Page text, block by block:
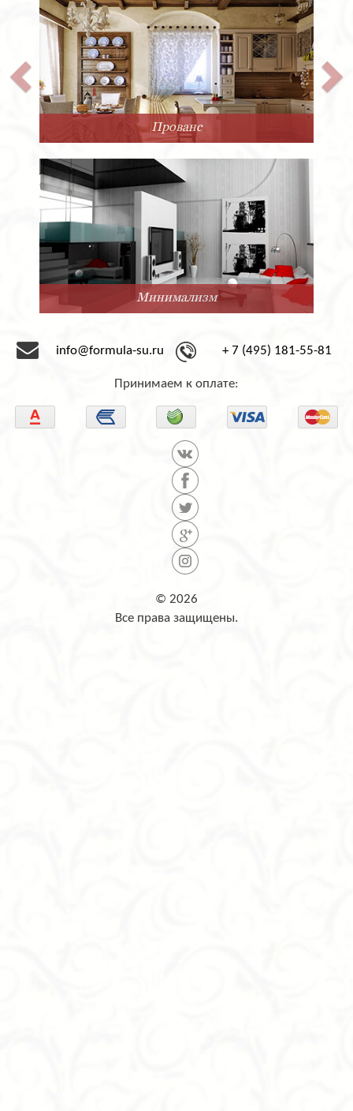
Прованс
Минимализм
info@formula-su.ru + 7 (495) 181-55-81
Принимаем к оплате:
© 2026
Все права защищены.